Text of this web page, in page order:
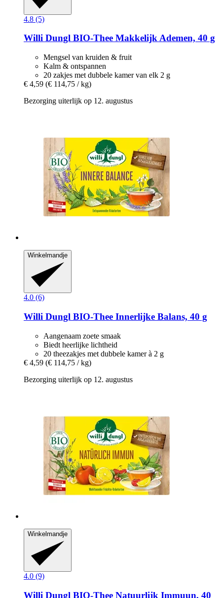
4.8 (5)
Willi Dungl BIO-​Thee Makkelijk Ademen, 40 g
Mengsel van kruiden & fruit
Kalm & ontspannen
20 zakjes met dubbele kamer van elk 2 g
€ 4,59 (€ 114,75 / kg)
Bezorging uiterlijk op 12. augustus
Winkelmandje
4.0 (6)
Willi Dungl BIO-​Thee Innerlijke Balans, 40 g
Aangenaam zoete smaak
Biedt heerlijke lichtheid
20 theezakjes met dubbele kamer à 2 g
€ 4,59 (€ 114,75 / kg)
Bezorging uiterlijk op 12. augustus
Winkelmandje
4.0 (9)
Willi Dungl BIO-​Thee Natuurlijk Immuun, 40